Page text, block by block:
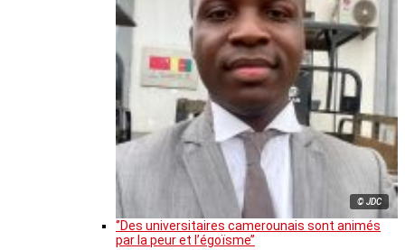
© JDC
‘’Des universitaires camerounais sont animés
par la peur et l’égoïsme’’